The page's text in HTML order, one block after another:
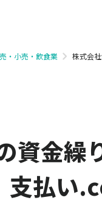
・小売・飲食業 株式会
資金繰
支払い